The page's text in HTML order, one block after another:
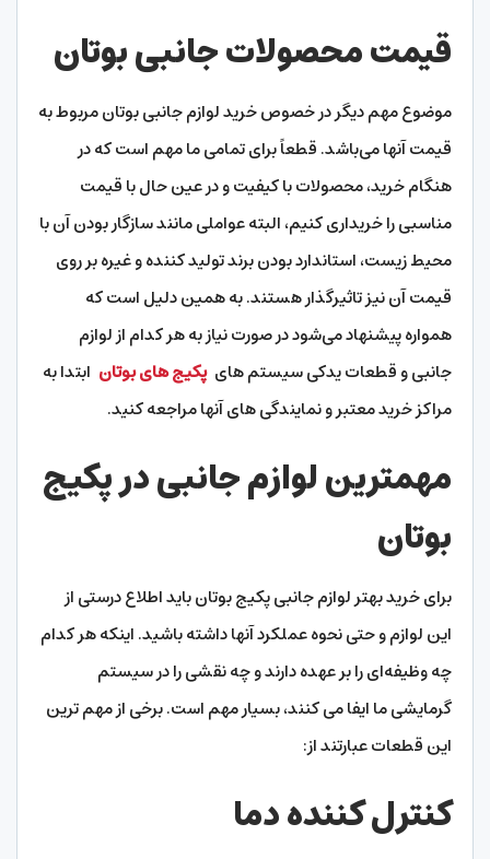
قیمت محصولات جانبی بوتان
موضوع مهم دیگر در خصوص خرید لوازم جانبی بوتان مربوط به
قیمت آنها می‌باشد. قطعاً برای تمامی ما مهم است که در
هنگام خرید، محصولات با کیفیت و در عین حال با قیمت
مناسبی را خریداری کنیم، البته عواملی مانند سازگار بودن آن با
محیط زیست، استاندارد بودن برند تولید کننده و غیره بر روی
قیمت آن نیز تاثیرگذار هستند. به همین دلیل است که
همواره پیشنهاد می‌شود در صورت نیاز به هر کدام از لوازم
جانبی و قطعات یدکی سیستم‌ هایپکیج‌ های بوتان ابتدا به
مراکز خرید معتبر و نمایندگی‌ های آنها مراجعه کنید.
مهمترین لوازم جانبی در پکیج
بوتان
برای خرید بهتر لوازم جانبی پکیج بوتان باید اطلاع درستی از
این لوازم و حتی نحوه عملکرد آنها داشته باشید. اینکه هر کدام
چه وظیفه‌ای را بر عهده دارند و چه نقشی را در سیستم
گرمایشی ما ایفا می‌ کنند، بسیار مهم است. برخی از مهم‌ ترین
این قطعات عبارتند از:
کنترل کننده دما